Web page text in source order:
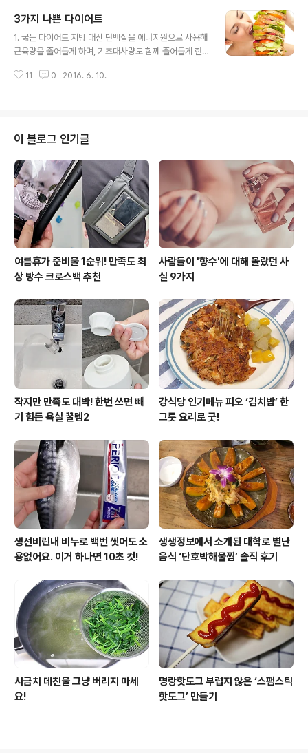
주로 근육 수축으로 인한 경련 증상이라고 합니다. 왜 다리
에 쥐가 날까? 다리에 쥐가 나는 원인은 매우 다양합니다.
근육의 피로, 무리한 운동, 전해질 불균형, 무기질 결핍 또
쥐가 나는 것은 드물다고 합니다. 대부분은 갑작스러운 운
3가지 나쁜 다이어트
1. 굶는 다이어트 지방 대신 단백질을 에너지원으로 사용해
근육량을 줄어들게 하며, 기초대사량도 함께 줄어들게 한
운동 없는 다이어트운동 없는 다이어트는 굶는 다이어트와
누적돼 요요현상으로 이어지게 된다. 다이어트 시에도 단
백질, 무기질, 탄수화물 챙겨 먹기! 다이어트를 하시는 분들
중에는 운동 없이 식단 조절을 통해서 다이어트를 하시는
분들이 많은데요.요요를 부르는 매우 잘못된 다이어트 법
이라고 해요. 이 포스팅이 도움이 되셨다면 ♡하트 꼭 눌러
주세요^^
11 0 2016. 6. 10.
이 블로그 인기글
여름휴가 준비물 1순위! 만족도 최
상 방수 크로스백 추천
사람들이 '향수'에 대해 몰랐던 사
실 9가지
작지만 만족도 대박! 한번 쓰면 빼
기 힘든 욕실 꿀템2
강식당 인기메뉴 피오 ‘김치밥’ 한
그릇 요리로 굿!
생선비린내 비누로 백번 씻어도 소
용없어요. 이거 하나면 10초 컷!
생생정보에서 소개된 대학로 별난
음식 ‘단호박해물찜’ 솔직 후기
시금치 데친물 그냥 버리지 마세
요!
명랑핫도그 부럽지 않은 ‘스팸스틱
핫도그’ 만들기